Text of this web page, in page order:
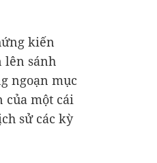
kiến
lên sánh
ngoạn mục
của một cái
sử các kỳ